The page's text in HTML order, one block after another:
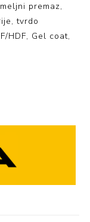
premaz,
tvrdo
HDF, Gel coat,